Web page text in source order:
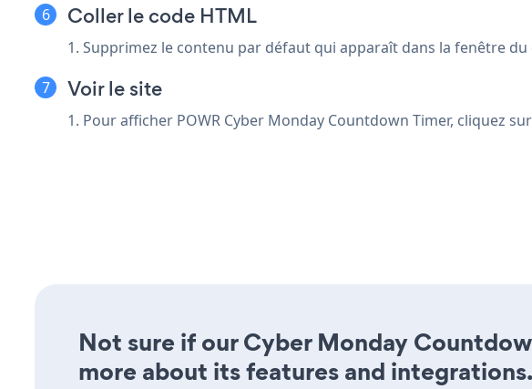
Coller le code HTML
1. Supprimez le contenu par défaut qui apparaît dans la fenêtre du
Voir le site
1. Pour afficher POWR Cyber Monday Countdown Timer, cliquez
Not sure if our Cyber Monday
more about its features and integrations.